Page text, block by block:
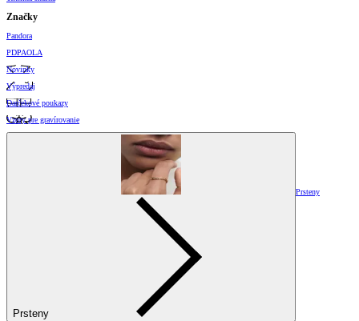
Značky
Pandora
PDPAOLA
Novinky
Výpredaj
Darčekové poukazy
Vzory pre gravírovanie
Prsteny
Prsteny